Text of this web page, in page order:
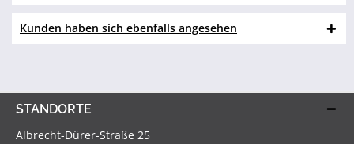
Kunden haben sich ebenfalls angesehen
STANDORTE
Albrecht-Dürer-Straße 25